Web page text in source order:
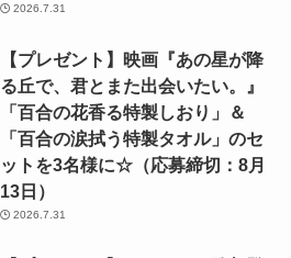
2026.7.31
【プレゼント】映画『あの星が降
る丘で、君とまた出会いたい。』
「百合の花香る特製しおり」＆
「百合の涙拭う特製タオル」のセ
ットを3名様に☆（応募締切：8月
13日）
2026.7.31